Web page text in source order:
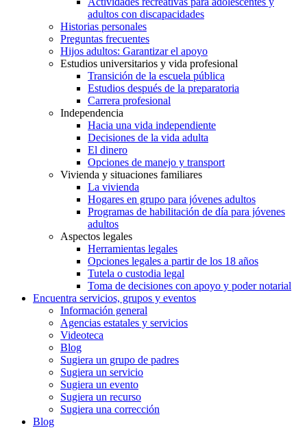
adultos con discapacidades
Historias personales
Preguntas frecuentes
Hijos adultos: Garantizar el apoyo
Estudios universitarios y vida profesional
Transición de la escuela pública
Estudios después de la preparatoria
Carrera profesional
Independencia
Hacia una vida independiente
Decisiones de la vida adulta
El dinero
Opciones de manejo y transport
Vivienda y situaciones familiares
La vivienda
Hogares en grupo para jóvenes adultos
Programas de habilitación de día para jóvenes
adultos
Aspectos legales
Herramientas legales
Opciones legales a partir de los 18 años
Tutela o custodia legal
Toma de decisiones con apoyo y poder notarial
Encuentra servicios, grupos y eventos
Información general
Agencias estatales y servicios
Videoteca
Blog
Sugiera un grupo de padres
Sugiera un servicio
Sugiera un evento
Sugiera un recurso
Sugiera una corrección
Blog